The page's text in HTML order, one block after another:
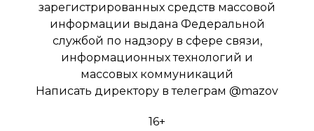
зарегистрированных средств массовой
информации выдана Федеральной
службой по надзору в сфере связи,
информационных технологий и
массовых коммуникаций
Написать директору в телеграм @mazov
16+